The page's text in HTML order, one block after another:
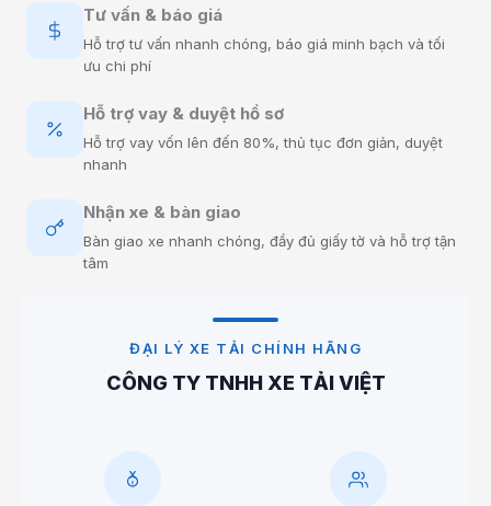
Tư vấn & báo giá
Hỗ trợ tư vấn nhanh chóng, báo giá minh bạch và tối
ưu chi phí
Hỗ trợ vay & duyệt hồ sơ
Hỗ trợ vay vốn lên đến 80%, thủ tục đơn giản, duyệt
nhanh
Nhận xe & bàn giao
Bàn giao xe nhanh chóng, đầy đủ giấy tờ và hỗ trợ tận
tâm
ĐẠI LÝ XE TẢI CHÍNH HÃNG
CÔNG TY TNHH XE TẢI VIỆT